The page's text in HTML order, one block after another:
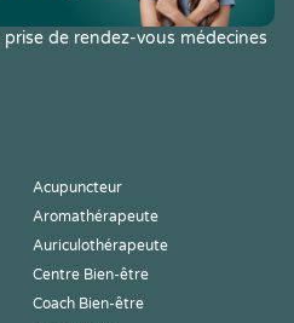
de rendez-vous médecines
Acupuncteur
Aromathérapeute
Auriculothérapeute
Centre Bien-être
Coach Bien-être